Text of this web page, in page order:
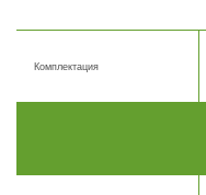
Комплектация